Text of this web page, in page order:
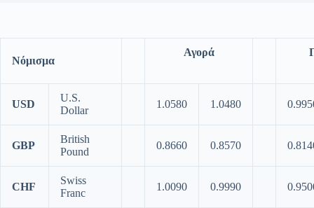
Νόμισμα
Αγορά
USD
U.S.
Dollar
1.0580 1.0480
GBP
British
Pound
0.8660 0.8570
CHF
Swiss
Franc
1.0090 0.9990